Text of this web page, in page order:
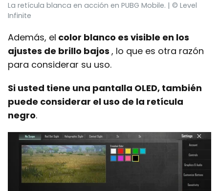
La retícula blanca en acción en PUBG Mobile. | © Level
Infinite
Además, el color blanco es visible en los
ajustes de brillo bajos , lo que es otra razón
para considerar su uso.
Si usted tiene una pantalla OLED, también
puede considerar el uso de la retícula
negro.